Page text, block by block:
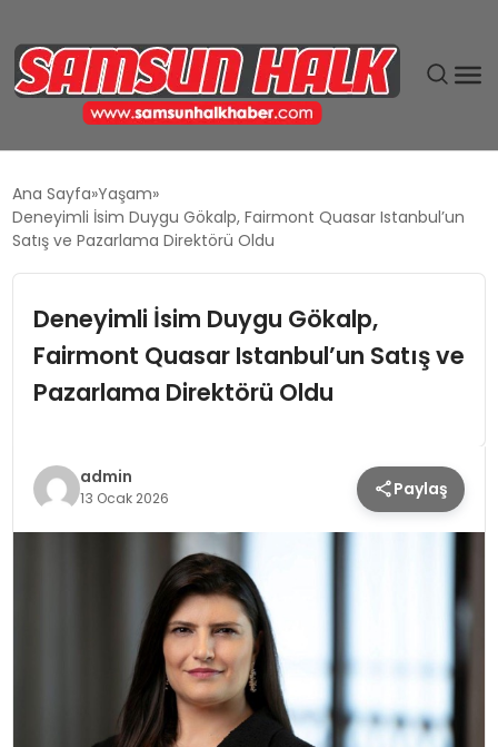
EĞITIM
GÜNDEM
SIYASET
SPOR
Ana Sayfa Yaşam
Deneyimli İsim Duygu Gökalp, Fairmont Quasar Istanbul’un
Satış ve Pazarlama Direktörü Oldu
Deneyimli İsim Duygu Gökalp,
Fairmont Quasar Istanbul’un Satış ve
Pazarlama Direktörü Oldu
admin
13 Ocak 2026 Paylaş